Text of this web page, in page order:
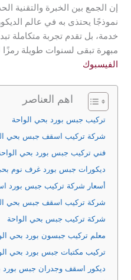
إن الجمع بين الخبرة والتقنية
نموذجًا يحتذى به في عالم
خدمة، بل تقدم تجربة متكاملة
مبهرة تبقى لسنوات طويلة رمزًا
الفيسبوك
اهم العناصر
تركيب جبس بورد بحي الواحة
شركة تركيب اسقف جبس بحي
فني تركيب جبس بورد بحي
ديكورات جبس بورد غرف نوم
أسعار شركة تركيب جبس بورد
شركة تركيب اسقف جبس بحي
شركة تركيب جبس بحي الواحة
معلم تركيب جبسون بورد بحي
تركيب مكتبات جبس بورد بحي
ديكور اسقف وجدران جبس بورد